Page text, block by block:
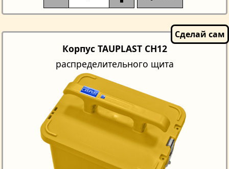
Корпус TAUPLAST CH12
распределительного щита